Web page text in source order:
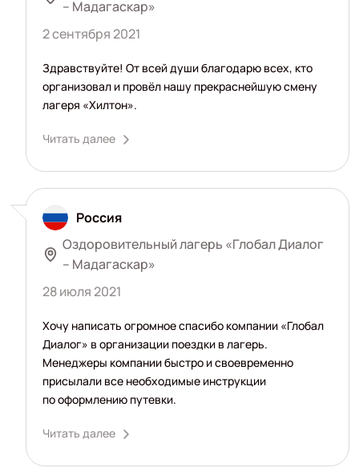
– Мадагаскар»
2 сентября 2021
Здравствуйте! От всей души благодарю всех, кто
организовал и провёл нашу прекраснейшую смену
лагеря «Хилтон».
Читать далее
Россия
Оздоровительный лагерь «Глобал Диалог
– Мадагаскар»
28 июля 2021
Хочу написать огромное спасибо компании «Глобал
Диалог» в организации поездки в лагерь.
Менеджеры компании быстро и своевременно
присылали все необходимые инструкции
по оформлению путевки.
Читать далее